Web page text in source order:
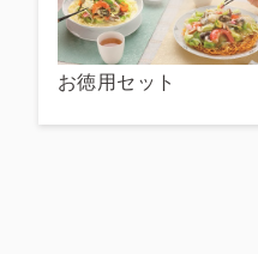
お徳用セット